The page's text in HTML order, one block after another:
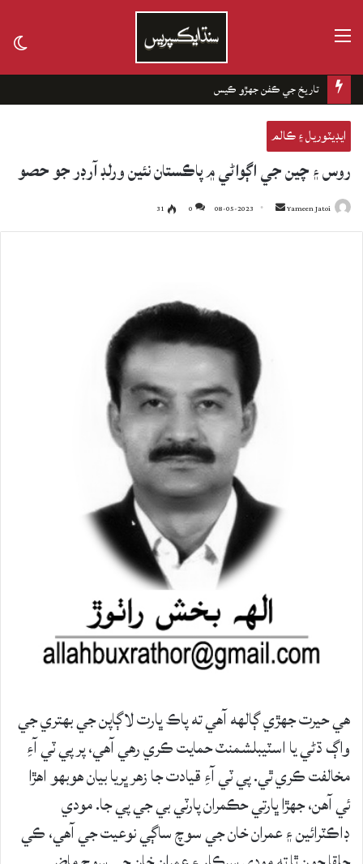
چانهه جا باغ
ايڊيٽوريل ۽ ڪالم
روس ۽ چين جي اڳواڻي ۾ پاڪستان نئين ورلڊ آرڊر جو حصو
Yameen Jatoi
Send
an
08-05-2023
0
31
هي حيرت جهڙي ڳالهه آهي ته پاڪ ڀارت لاڳاپن جي بهتري جي
واڳ ڌڻي يا اسٽيبلشمنٽ حمايت ڪري رهي آهي، پر پي ٽي آءِ
مخالفت ڪري ٿي. پي ٽي آءِ قيادت جا زهر ڀريا بيان هوبهو اهڙا
ئي آهن، جهڙا ڀارتي حڪمران پارٽي بي جي پي جا. مودي
ڊاڪٽرائين ۽ عمران خان جي سوچ ساڳي نوعيت جي آهي، ڪي